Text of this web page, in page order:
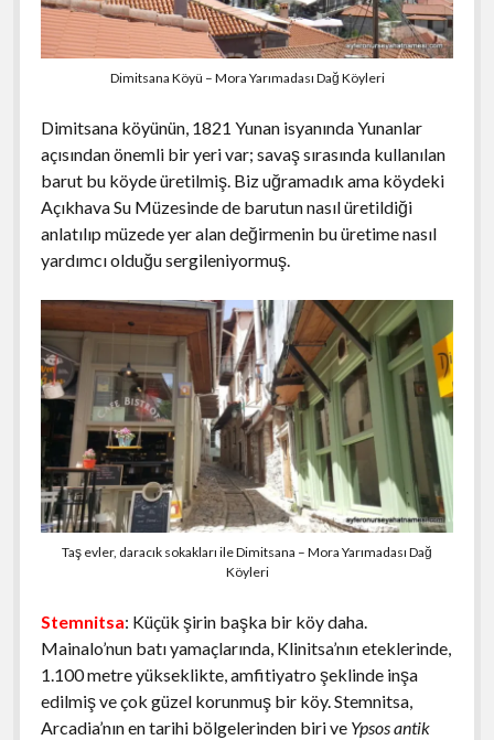
Dimitsana Köyü – Mora Yarımadası Dağ Köyleri
Dimitsana köyünün, 1821 Yunan isyanında Yunanlar
açısından önemli bir yeri var; savaş sırasında kullanılan
barut bu köyde üretilmiş. Biz uğramadık ama köydeki
Açıkhava Su Müzesinde de barutun nasıl üretildiği
anlatılıp müzede yer alan değirmenin bu üretime nasıl
yardımcı olduğu sergileniyormuş.
Taş evler, daracık sokakları ile Dimitsana – Mora Yarımadası Dağ
Köyleri
Stemnitsa: Küçük şirin başka bir köy daha.
Mainalo’nun batı yamaçlarında, Klinitsa’nın eteklerinde,
1.100 metre yükseklikte, amfitiyatro şeklinde inşa
edilmiş ve çok güzel korunmuş bir köy. Stemnitsa,
Arcadia’nın en tarihi bölgelerinden biri ve Ypsos antik